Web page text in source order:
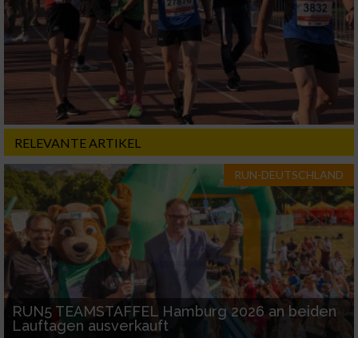
RELEVANTE ARTIKEL
RUN-DEUTSCHLAND
RUN5 TEAMSTAFFEL Hamburg 2026 an beiden
Lauftagen ausverkauft
Nicht-IAB-Verarbeitungszwecke:
Notwendig
Performance
Funktional
Werbung